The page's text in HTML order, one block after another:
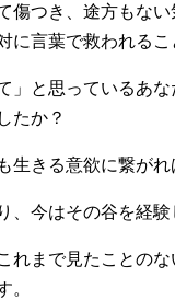
傷つき、途方もな
に言葉で救われるこ
」と思っているあ
たか？
生きる意欲に繋がれ
、今はその谷を経験
れまで見たことの
。